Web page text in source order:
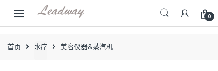
navigation
content
0
首页 水疗 美容仪器&蒸汽机